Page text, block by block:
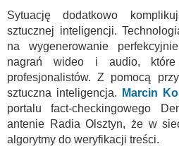
Sytuację dodatkowo
sztucznej inteligencji.
na wygenerowanie
nagrań wideo i audio,
profesjonalistów. Z pomocą
sztuczna inteligencja.
Marcin
portalu fact-checkingowego
antenie Radia Olsztyn, że w
algorytmy do weryfikacji treści.